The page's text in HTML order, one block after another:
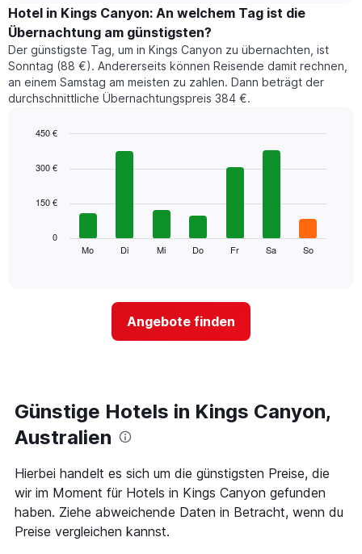
den
durchschnittlichen
Zimmerpreis
im
jeweiligen
Monat
an.
Diagramm
die
Monate
Zimmerpreis
anzeigt.
Hotel in Kings Canyon: An welchem Tag ist die
Übernachtung am günstigsten?
Der günstigste Tag, um in Kings Canyon zu übernachten, ist
Sonntag (88 €). Andererseits können Reisende damit rechnen,
an einem Samstag am meisten zu zahlen. Dann beträgt der
durchschnittliche Übernachtungspreis 384 €.
chart
bars.
durchschnittlichen
jeweiligen
Wochentag.
Das
Diagramm
1
X-
Achse,
die
die
Mo Di Mi Do Fr Sa So
0
150 €
300 €
450 €
Angebote finden
Günstige Hotels in Kings Canyon,
Australien
Hierbei handelt es sich um die günstigsten Preise, die
wir im Moment für Hotels in Kings Canyon gefunden
haben. Ziehe abweichende Daten in Betracht, wenn du
Preise vergleichen kannst.